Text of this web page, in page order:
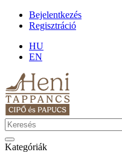
Bejelentkezés
Regisztráció
HU
EN
Kategóriák